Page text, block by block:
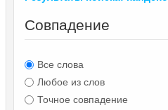
Совпадение
Все слова
Любое из слов
Точное совпадение